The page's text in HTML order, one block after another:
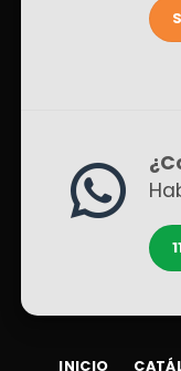
INICIO